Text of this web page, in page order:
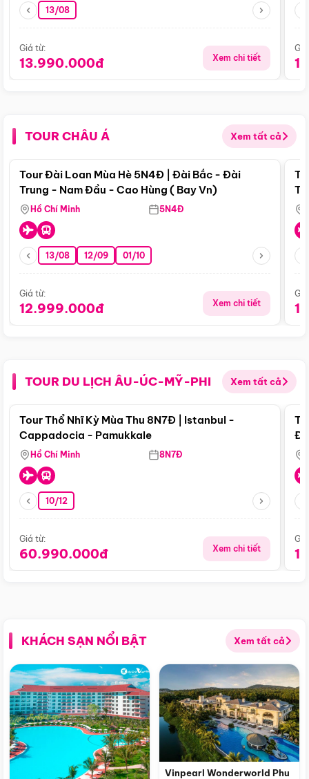
13/08
Giá từ:
13.990.000đ Xem chi tiết
TOUR CHÂU Á Xem tất cả
Điểm nổi bật
Tour Đài Loan Mùa Hè 5N4Đ | Đài Bắc - Đài
Trung - Nam Đầu - Cao Hùng ( Bay Vn)
Hồ Chí Minh 5N4Đ
13/08 12/09 01/10
Giá từ:
12.999.000đ Xem chi tiết
TOUR DU LỊCH ÂU-ÚC-MỸ-PHI Xem tất cả
Điểm nổi bật
Tour Thổ Nhĩ Kỳ Mùa Thu 8N7Đ | Istanbul -
Cappadocia - Pamukkale
Hồ Chí Minh 8N7Đ
10/12
Giá từ:
60.990.000đ Xem chi tiết
KHÁCH SẠN NỔI BẬT Xem tất cả
Vinpearl Wonderworld Phu